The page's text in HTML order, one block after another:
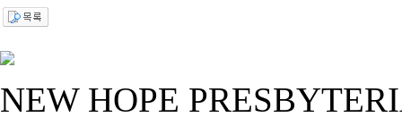
NEW HOPE